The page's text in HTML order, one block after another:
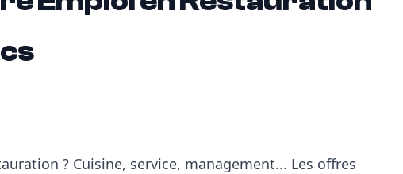
? Cuisine, service, management... Les offres